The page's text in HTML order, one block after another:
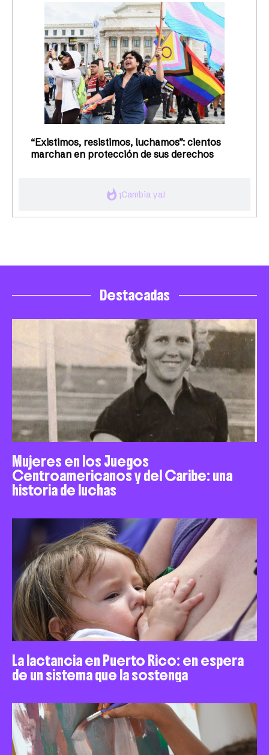
whatshot ¡Cambia ya!
“Existimos, resistimos, luchamos”: cientos
marchan en protección de sus derechos
Destacadas
Mujeres en los Juegos
Centroamericanos y del Caribe: una
historia de luchas
La lactancia en Puerto Rico: en espera
de un sistema que la sostenga